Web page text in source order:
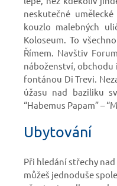
neskutečné
kouzlo malebných
Koloseum. To
Římem. Navštiv
náboženství, obchodu
fontánou Di Trevi.
úžasu nad baziliku
“Habemus Papam” –
Ubytování
Při hledání střechy
můžeš jednoduše